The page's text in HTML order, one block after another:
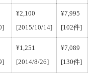
¥2,100
[2015/10/14]
¥7,995
[102件]
¥1,251
[2014/8/26]
¥7,089
[130件]